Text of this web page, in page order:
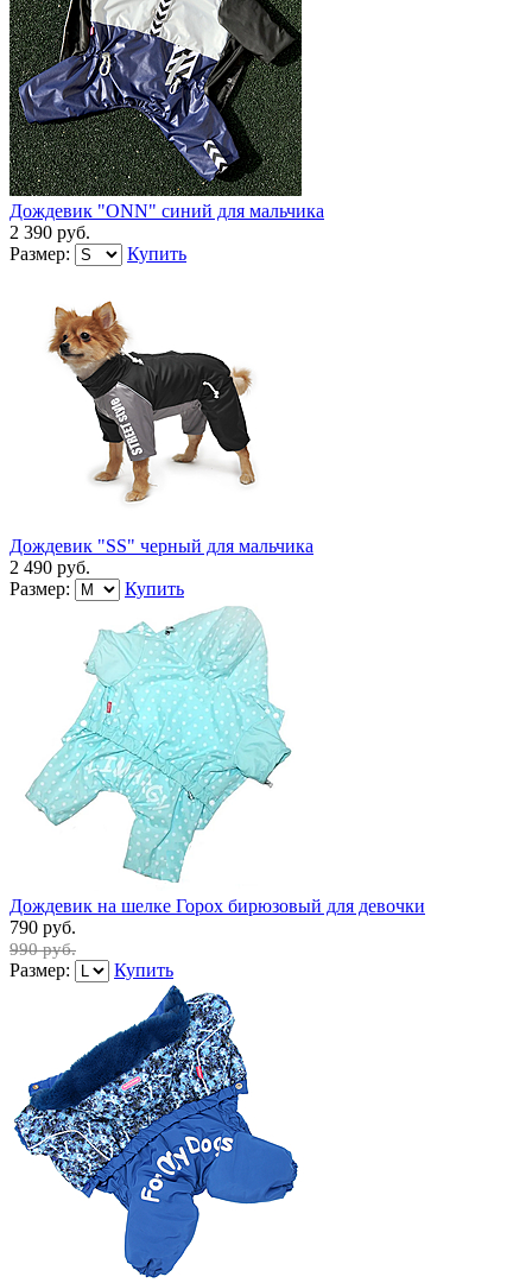
Дождевик "ONN" синий для мальчика
2 390 руб.
Размер:
Купить
Дождевик "SS" черный для мальчика
2 490 руб.
Размер:
Купить
Дождевик на шелке Горох бирюзовый для девочки
790 руб.
990 руб.
Размер: Купить